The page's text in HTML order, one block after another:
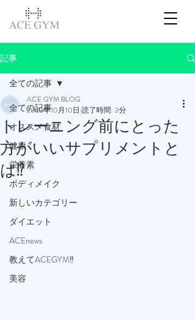
記事
全ての記事
オススメ食材
健康
栄養素
ボディメイク
新しいカテゴリー
ダイエット
ACEnews
教えてACEGYM‼️
美容
全ての記事
トレーニング前にとった
方がいいサプリメントと
は⁉️
ACE GYM BLOG
2023年10月10日 読了時間: 3分